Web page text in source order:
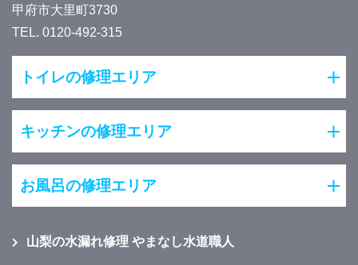
甲府市大里町3730
TEL. 0120-492-315
トイレの修理エリア
キッチンの修理エリア
お風呂の修理エリア
山梨の水漏れ修理 やまなし水道職人